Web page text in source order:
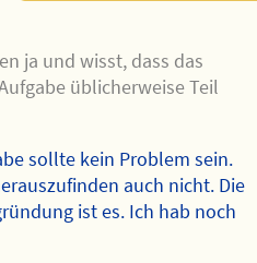
ja und wisst, dass das
üblicherweise Teil
sollte kein Problem sein.
auch nicht. Die
ist es. Ich hab noch